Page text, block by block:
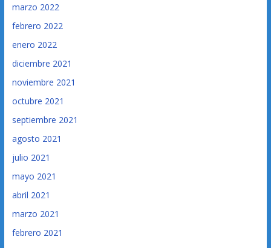
marzo 2022
febrero 2022
enero 2022
diciembre 2021
noviembre 2021
octubre 2021
septiembre 2021
agosto 2021
julio 2021
mayo 2021
abril 2021
marzo 2021
febrero 2021